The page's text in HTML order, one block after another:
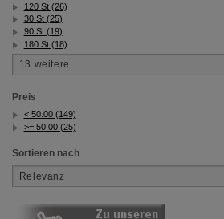
120 St (26)
30 St (25)
90 St (19)
180 St (18)
Preis
< 50.00 (149)
>= 50.00 (25)
Sortieren nach